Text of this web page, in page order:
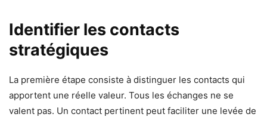
Identifier les contacts
stratégiques
La première étape consiste à distinguer les contacts qui
apportent une réelle valeur. Tous les échanges ne se
valent pas. Un contact pertinent peut faciliter une levée de